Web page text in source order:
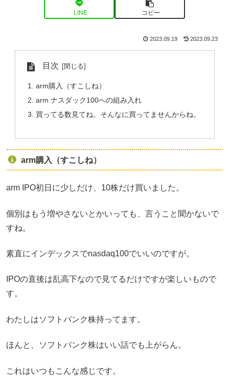
LINE コピー
2023.09.19 2023.09.23
目次
arm購入（すこしね）
arm ナスダック100への組み入れ
買ってる数見てね。そんなに買ってませんからね。
arm購入（すこしね）
arm IPO初日に少しだけ、10株だけ買いました。
個別はもう増やさないとかいっても、言うこと聞かないで
すね。
素直にインデックスでnasdaq100でいいのですが。
IPOの直後は乱高下なので見てるだけですが楽しいもので
す。
わたしはソフトバンク株持ってます。
ほんと、ソフトバンク株はいい話でも上がらん。
これはいつもこんな感じです。